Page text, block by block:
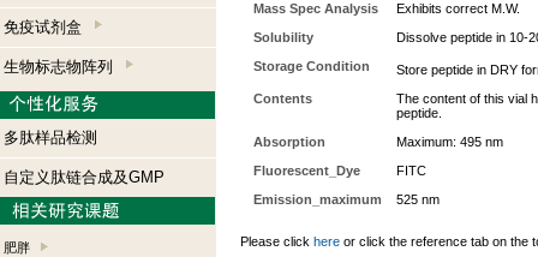
免疫试剂盒
生物标志物阵列
多肽样品检测
自定义肽链合成及GMP
肥胖
Mass Spec Analysis
Exhibits correct M.W.
Solubility
Dissolve peptide in 10-
Storage Condition
Store peptide in DRY
Contents
The content of this vial
peptide.
Absorption
Maximum: 495 nm
Fluorescent_Dye
FITC
Emission_maximum
525 nm
Please click here or click the reference tab on the